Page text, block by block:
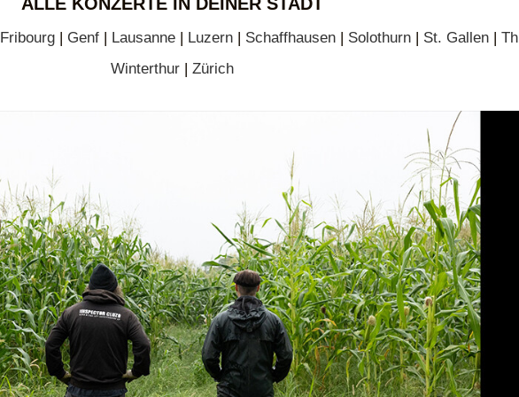
Fribourg | Genf | Lausanne | Luzern | Schaffhausen | Solothurn | St. Gallen |
Winterthur| Zürich